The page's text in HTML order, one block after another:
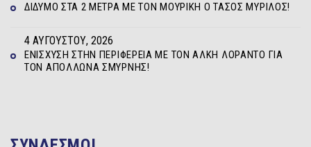
ΔΊΔΥΜΟ ΣΤΑ 2 ΜΈΤΡΑ ΜΕ ΤΟΝ ΜΟΥΡΊΚΗ Ο ΤΆΣΟΣ ΜΥΡΊΛΟΣ!
ΕΝΊΣΧΥΣΗ ΣΤΗΝ ΠΕΡΙΦΈΡΕΙΑ ΜΕ ΤΟΝ ΆΛΚΗ ΛΟΡΆΝΤΟ ΓΙΑ
ΤΟΝ ΑΠΌΛΛΩΝΑ ΣΜΎΡΝΗΣ!
4 ΑΥΓΟΎΣΤΟΥ, 2026